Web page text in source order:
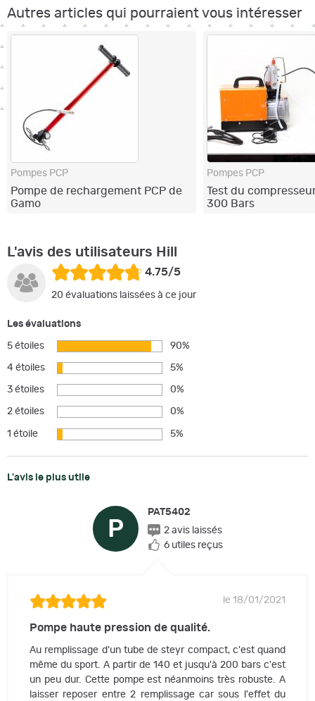
Autres articles qui pourraient vous intéresser
Pompes PCP
Pompe de rechargement PCP de
Gamo
Pompes PCP
Test du
300 Bars
L'avis des utilisateurs Hill
4.75/5
20 évaluations laissées à ce jour
Les évaluations
5 étoiles 90%
4 étoiles 5%
3 étoiles 0%
2 étoiles 0%
1 étoile 5%
L'avis le plus utile
P
PAT5402
2 avis laissés
6 utiles reçus
le 18/01/2021
Pompe haute pression de qualité.
Au remplissage d'un tube de steyr compact, c'est quand
même du sport. A partir de 140 et jusqu'à 200 bars c'est
un peu dur. Cette pompe est néanmoins très robuste. A
laisser reposer entre 2 remplissage car sous l'effet du